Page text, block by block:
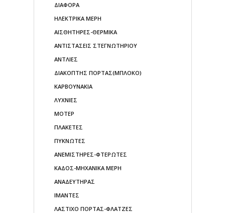
ΔΙΑΦΟΡΑ
ΗΛΕΚΤΡΙΚΑ ΜΕΡΗ
ΑΙΣΘΗΤΗΡΕΣ-ΘΕΡΜΙΚΑ
ΑΝΤΙΣΤΑΣΕΙΣ ΣΤΕΓΝΩΤΗΡΙΟΥ
ΑΝΤΛΙΕΣ
ΔΙΑΚΟΠΤΗΣ ΠΟΡΤΑΣ(ΜΠΛΟΚΟ)
ΚΑΡΒΟΥΝΑΚΙΑ
ΛΥΧΝΙΕΣ
ΜΟΤΕΡ
ΠΛΑΚΕΤΕΣ
ΠΥΚΝΩΤΕΣ
ΑΝΕΜΙΣΤΗΡΕΣ-ΦΤΕΡΩΤΕΣ
ΚΑΔΟΣ-ΜΗΧΑΝΙΚΑ ΜΕΡΗ
ΑΝΑΔΕΥΤΗΡΑΣ
ΙΜΑΝΤΕΣ
ΛΑΣΤΙΧΟ ΠΟΡΤΑΣ-ΦΛΑΤΖΕΣ